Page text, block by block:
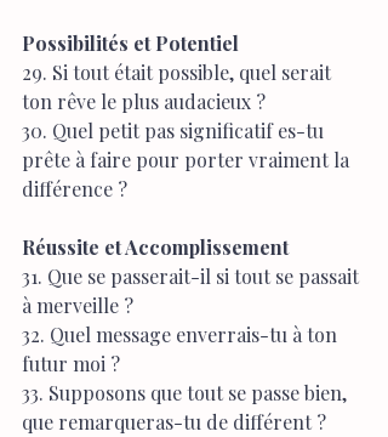
Possibilités et Potentiel
29. Si tout était possible, quel serait
ton rêve le plus audacieux ?
30. Quel petit pas significatif es-tu
prête à faire pour porter vraiment la
différence ?
Réussite et Accomplissement
31. Que se passerait-il si tout se passait
à merveille ?
32. Quel message enverrais-tu à ton
futur moi ?
33. Supposons que tout se passe bien,
que remarqueras-tu de différent ?